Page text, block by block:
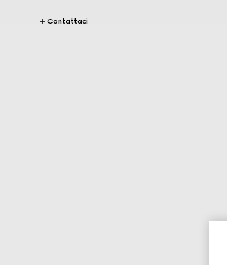
Contattaci